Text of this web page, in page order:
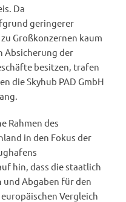
Da
geringerer
Großkonzernen kaum
Absicherung der
besitzen, trafen
die Skyhub PAD GmbH
Rahmen des
in den Fokus der
hin, dass die staatlich
Abgaben für den
Vergleich